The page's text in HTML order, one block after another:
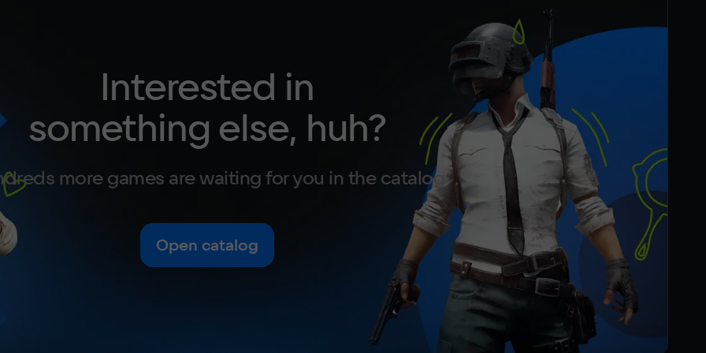
Interested in
something else, huh?
more games are waiting for you in the catalog
Open catalog